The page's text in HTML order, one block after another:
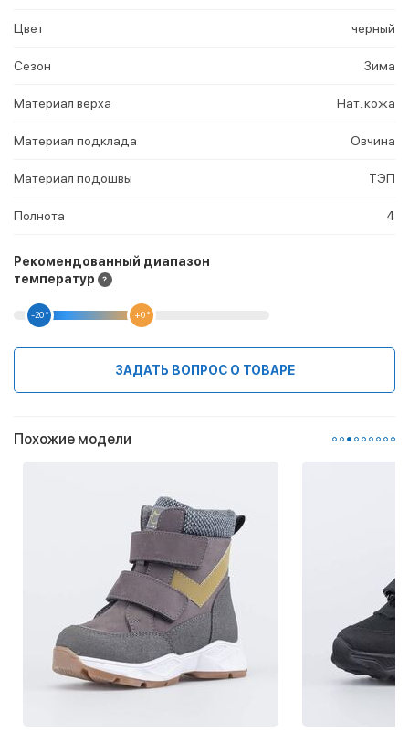
Цвет черный
Сезон Зима
Материал верха Нат. кожа
Материал подклада Овчина
Материал подошвы ТЭП
Полнота 4
Рекомендованный диапазон
температур
-20 ° +0 °
ЗАДАТЬ ВОПРОС О ТОВАРЕ
Похожие модели